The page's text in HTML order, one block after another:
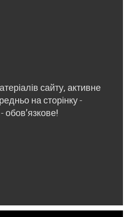
сайту, активне
на сторінку -
обов’язкове!